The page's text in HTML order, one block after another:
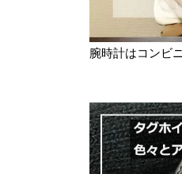
腕時計はコンビ